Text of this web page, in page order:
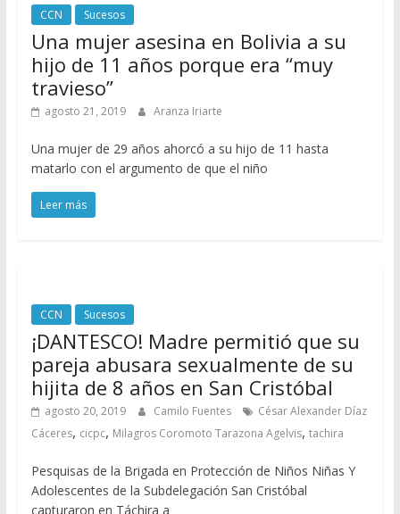
CCN Sucesos
Una mujer asesina en Bolivia a su
hijo de 11 años porque era “muy
travieso”
agosto 21, 2019 Aranza Iriarte
Una mujer de 29 años ahorcó a su hijo de 11 hasta
matarlo con el argumento de que el niño
Leer más
CCN Sucesos
¡DANTESCO! Madre permitió que su
pareja abusara sexualmente de su
hijita de 8 años en San Cristóbal
agosto 20, 2019 Camilo Fuentes
César Alexander Díaz
Cáceres, cicpc, Milagros Coromoto Tarazona Agelvis, tachira
Pesquisas de la Brigada en Protección de Niños Niñas Y
Adolescentes de la Subdelegación San Cristóbal
capturaron en Táchira a